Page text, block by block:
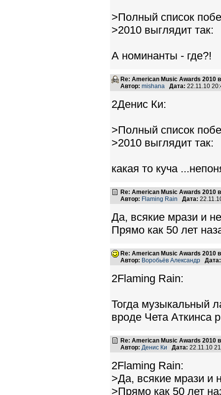
>Полный список
>2010 выглядит так:
А номинанты - где?!
Re: American Music Awards 2010
Автор: mishana Дата: 22.11.10
2Денис Ки:
>Полный список
>2010 выглядит так:
какая то куча
Re: American Music Awards 2010
Автор: Flaming Rain Дата:
Да, всякие мрази и
Прямо как 50 лет
Re: American Music Awards 2010
Автор: Воробьёв Александр Дата:
2Flaming Rain:
Тогда музыкальный
вроде Чета Аткинса
Re: American Music Awards 2010
Автор: Денис Ки Дата: 22.11.10
2Flaming Rain:
>Да, всякие мрази и
>Прямо как 50 лет